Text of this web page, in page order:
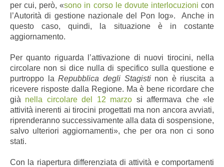
per cui, però, «sono in corso le dovute interlocuzioni con
l’Autorità di gestione nazionale del Pon Iog». Anche in
questo caso, quindi, la situazione è in costante
aggiornamento.
Per quanto riguarda l’attivazione di nuovi tirocini, nella
circolare non si dice nulla di specifico sulla questione e
purtroppo laRepubblica degli Stagistinon è riuscita a
ricevere risposte dalla Regione. Ma è bene ricordare che
già nella circolare del 12 marzo si affermava che «le
attività inerenti ai tirocini progettati ma non ancora avviati,
riprenderanno successivamente alla data di sospensione,
salvo ulteriori aggiornamenti», che per ora non ci sono
stati.
Con la riapertura differenziata di attività e comportamenti